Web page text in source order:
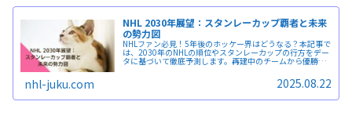
NHL 2030年展望：スタンレーカップ覇者と未来
の勢力図
NHLファン必見！5年後のホッケー界はどうなる？本記事で
は、2030年のNHLの順位やスタンレーカップの行方をデー
タに基づいて徹底予測します。再建中のチームから優勝候
補まで、全32チームの未来を詳細に分析。あなたの応援す
るチームがどのような道を歩むのか、この記事を読んで未
nhl-juku.com 2025.08.22